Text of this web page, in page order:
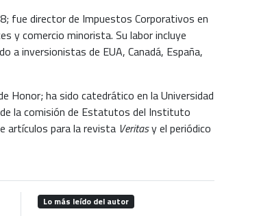
fue director de Impuestos Corporativos en
y comercio minorista. Su labor incluye
a inversionistas de EUA, Canadá, España,
Honor; ha sido catedrático en la Universidad
de la comisión de Estatutos del Instituto
artículos para la revista Veritasy el periódico
Lo más leído del autor